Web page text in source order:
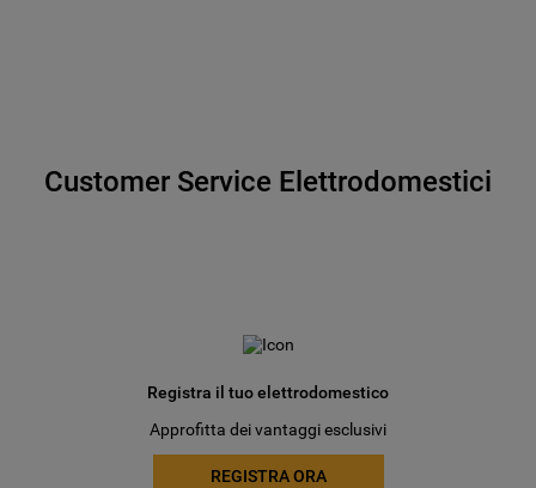
Customer Service Elettrodomestici
Registra il tuo elettrodomestico
Approfitta dei vantaggi esclusivi
REGISTRA ORA